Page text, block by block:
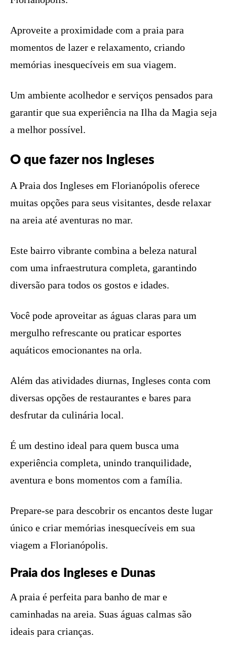
Aproveite a proximidade com a praia para
momentos de lazer e relaxamento, criando
memórias inesquecíveis em sua viagem.
Um ambiente acolhedor e serviços pensados para
garantir que sua experiência na Ilha da Magia seja
a melhor possível.
O que fazer nos Ingleses
A Praia dos Ingleses em Florianópolis oferece
muitas opções para seus visitantes, desde relaxar
na areia até aventuras no mar.
Este bairro vibrante combina a beleza natural
com uma infraestrutura completa, garantindo
diversão para todos os gostos e idades.
Você pode aproveitar as águas claras para um
mergulho refrescante ou praticar esportes
aquáticos emocionantes na orla.
Além das atividades diurnas, Ingleses conta com
diversas opções de restaurantes e bares para
desfrutar da culinária local.
É um destino ideal para quem busca uma
experiência completa, unindo tranquilidade,
aventura e bons momentos com a família.
Prepare-se para descobrir os encantos deste lugar
único e criar memórias inesquecíveis em sua
viagem a Florianópolis.
Praia dos Ingleses e Dunas
A praia é perfeita para banho de mar e
caminhadas na areia. Suas águas calmas são
ideais para crianças.